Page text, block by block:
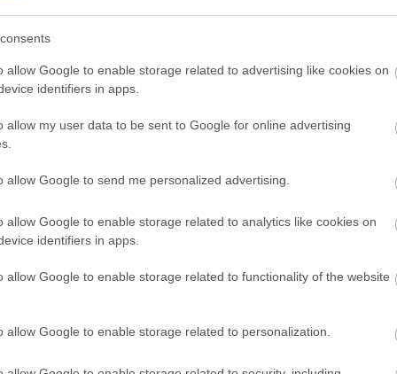
allow Google to enable storage related to advertising like cookies on
identifiers in apps.
allow my user data to be sent to Google for online advertising
allow Google to send me personalized advertising.
allow Google to enable storage related to analytics like cookies on
identifiers in apps.
allow Google to enable storage related to functionality of the website
allow Google to enable storage related to personalization.
hogy írj egy darabot a
az embernek lehetősége adódik dolgozni az